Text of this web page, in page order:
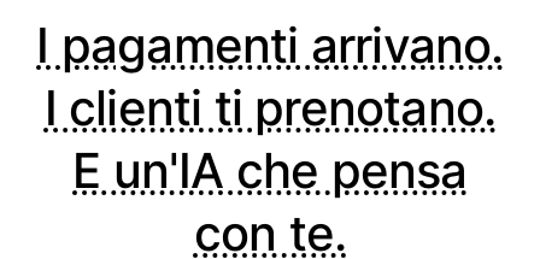
I pagamenti arrivano.
I clienti ti prenotano.
E un'IA che pensa
con te.